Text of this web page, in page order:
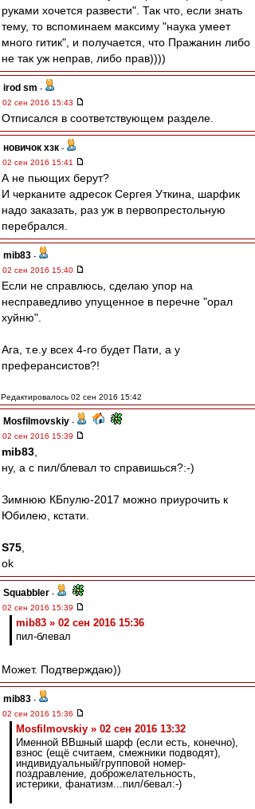
руками хочется развести". Так что, если знать
тему, то вспоминаем максиму "наука умеет
много гитик", и получается, что Пражанин либо
не так уж неправ, либо прав))))
irod sm -
02 сен 2016 15:43
Отписался в соответствующем разделе.
новичок хзк -
02 сен 2016 15:41
А не пьющих берут?
И черканите адресок Сергея Уткина, шарфик
надо заказать, раз уж в первопрестольную
перебрался.
mib83 -
02 сен 2016 15:40
Если не справлюсь, сделаю упор на
несправедливо упущенное в перечне "орал
хуйню".
Ага, т.е.у всех 4-го будет Пати, а у
преферансистов?!
Редактировалось 02 сен 2016 15:42
Mosfilmovskiy -
02 сен 2016 15:39
mib83
ну, а с пил/блевал то справишься?:-)
Зимнюю КБпулю-2017 можно приурочить к
Юбилею, кстати.
S75
ok
Squabbler -
02 сен 2016 15:39
mib83 » 02 сен 2016 15:36
пил-блевал
Может. Подтверждаю))
mib83 -
02 сен 2016 15:36
Mosfilmovskiy » 02 сен 2016 13:32
Именной ВВшный шарф (если есть, конечно),
взнос (ещё считаем, смежники подводят),
индивидуальный/групповой номер-
поздравление, доброжелательность,
истерики, фанатизм...пил/бевал:-)